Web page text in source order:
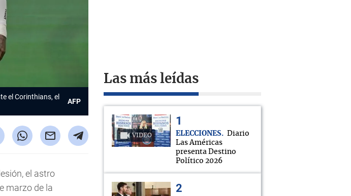
el Corinthians, el
AFP
el astro
marzo de la
Las más leídas
VIDEO ELECCIONES
Diario
Las Américas
presenta Destino
Político 2026